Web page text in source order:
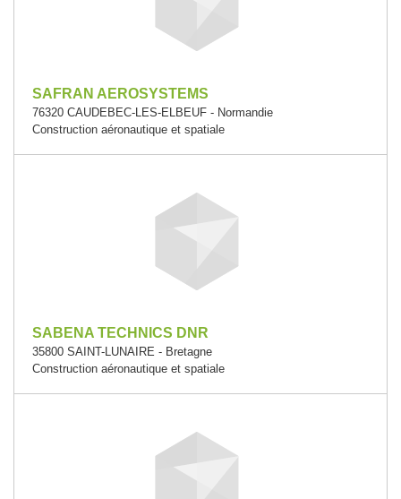
SAFRAN AEROSYSTEMS
76320 CAUDEBEC-LES-ELBEUF - Normandie
Construction aéronautique et spatiale
SABENA TECHNICS DNR
35800 SAINT-LUNAIRE - Bretagne
Construction aéronautique et spatiale